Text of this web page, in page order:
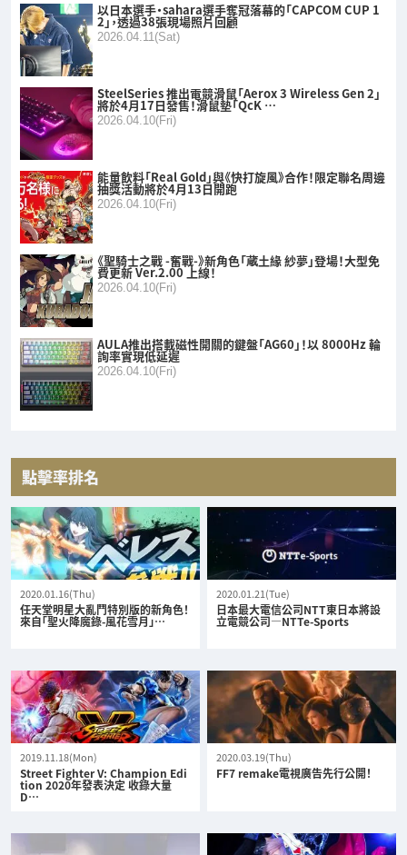
以日本選手・sahara選手奪冠落幕的「CAPCOM CUP 1
2」，透過38張現場照片回顧
2026.04.11(Sat)
SteelSeries 推出電競滑鼠「Aerox 3 Wireless Gen 2」
將於4月17日發售！滑鼠墊「QcK …
2026.04.10(Fri)
能量飲料「Real Gold」與《快打旋風》合作！限定聯名周邊
抽獎活動將於4月13日開跑
2026.04.10(Fri)
《聖騎士之戰 -奮戰-》新角色「蔵土緣 紗夢」登場！大型免
費更新 Ver.2.00 上線！
2026.04.10(Fri)
AULA推出搭載磁性開關的鍵盤「AG60」！以 8000Hz 輪
詢率實現低延遲
2026.04.10(Fri)
點擊率排名
2020.01.16(Thu)
任天堂明星大亂鬥特別版的新角色！
來自「聖火降魔錄-風花雪月」…
2020.01.21(Tue)
日本最大電信公司NTT東日本將設
立電競公司—NTTe-Sports
2019.11.18(Mon)
Street Fighter V: Champion Edi
tion 2020年發表決定 收錄大量
D…
2020.03.19(Thu)
FF7 remake電視廣告先行公開！